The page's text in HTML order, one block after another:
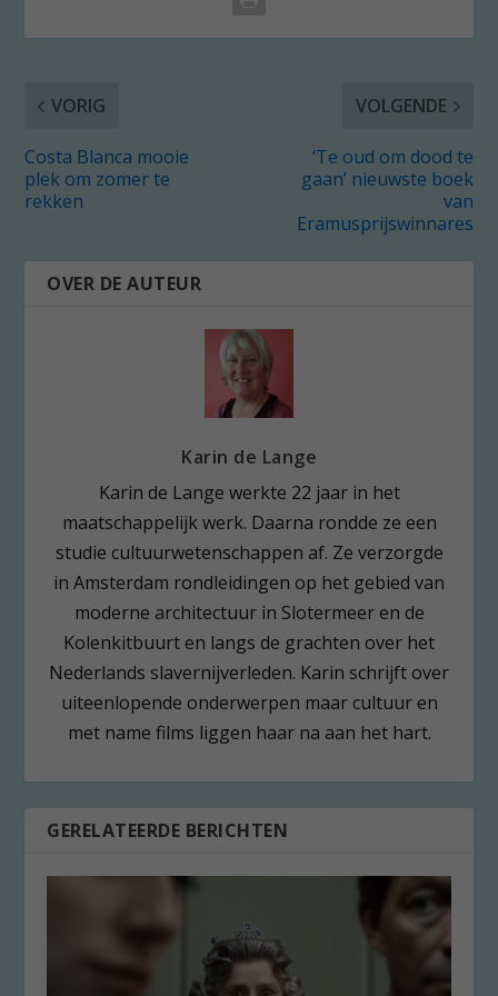
VORIG
Costa Blanca mooie
plek om zomer te
rekken
VOLGENDE
‘Te oud om dood te
gaan’ nieuwste boek
van
Eramusprijswinnares
OVER DE AUTEUR
Karin de Lange
Karin de Lange werkte 22 jaar in het
maatschappelijk werk. Daarna rondde ze een
studie cultuurwetenschappen af. Ze verzorgde
in Amsterdam rondleidingen op het gebied van
moderne architectuur in Slotermeer en de
Kolenkitbuurt en langs de grachten over het
Nederlands slavernijverleden. Karin schrijft over
uiteenlopende onderwerpen maar cultuur en
met name films liggen haar na aan het hart.
GERELATEERDE BERICHTEN